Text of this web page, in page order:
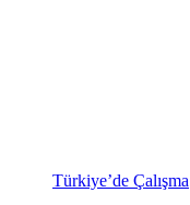
Türkiye’de Çalışma